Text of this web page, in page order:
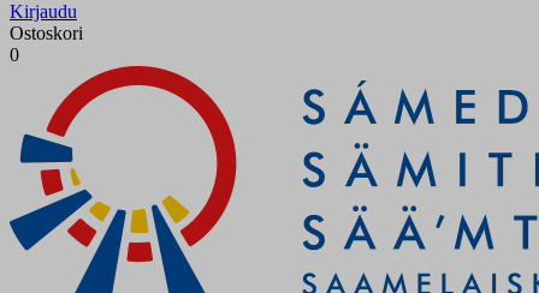
Kirjaudu
Ostoskori
0